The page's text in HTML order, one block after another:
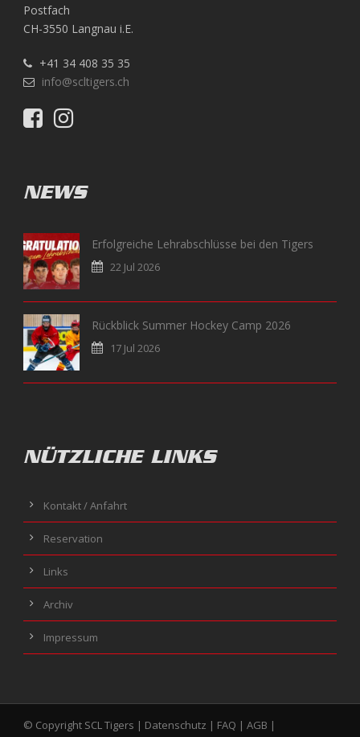
Postfach
CH-3550 Langnau i.E.
+41 34 408 35 35
info@scltigers.ch
NEWS
Erfolgreiche Lehrabschlüsse bei den Tigers
22 Jul 2026
Rückblick Summer Hockey Camp 2026
17 Jul 2026
NÜTZLICHE LINKS
Kontakt / Anfahrt
Reservation
Links
Archiv
Impressum
© Copyright SCL Tigers | Datenschutz | FAQ | AGB |